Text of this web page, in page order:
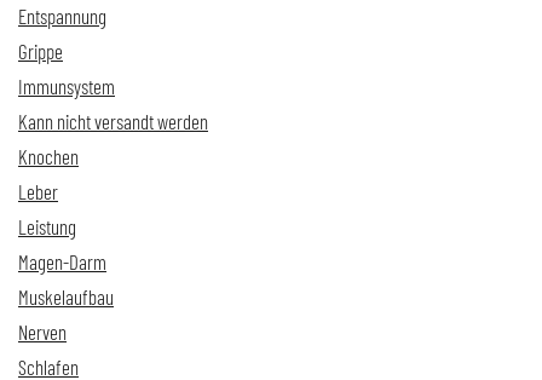
Entspannung
Grippe
Immunsystem
Kann nicht versandt werden
Knochen
Leber
Leistung
Magen-Darm
Muskelaufbau
Nerven
Schlafen